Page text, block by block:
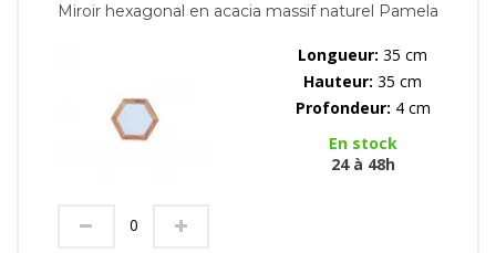
Miroir hexagonal en acacia massif naturel Pamela
Longueur: 35 cm
Hauteur: 35 cm
Profondeur: 4 cm
En stock
24 à 48h